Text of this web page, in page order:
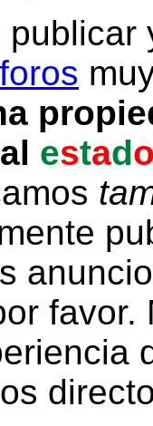
publicar
foros
estad